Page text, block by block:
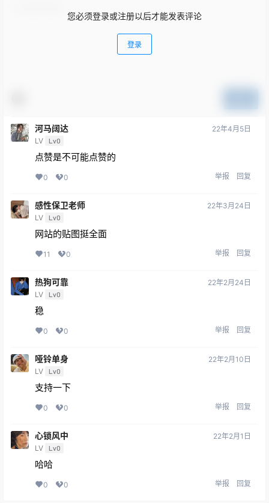
您必须登录或注册以后才能发表评论
登录
河马阔达
LV Lv0
22年4月5日
点赞是不可能点赞的
0 0 举报 回复
感性保卫老师
LV Lv0
22年3月24日
网站的贴图挺全面
11 0 举报 回复
热狗可靠
LV Lv0
22年2月24日
稳
0 0 举报 回复
哑铃单身
LV Lv0
22年2月10日
支持一下
0 0 举报 回复
心锁风中
LV Lv0
22年2月1日
哈哈
0 0 举报 回复